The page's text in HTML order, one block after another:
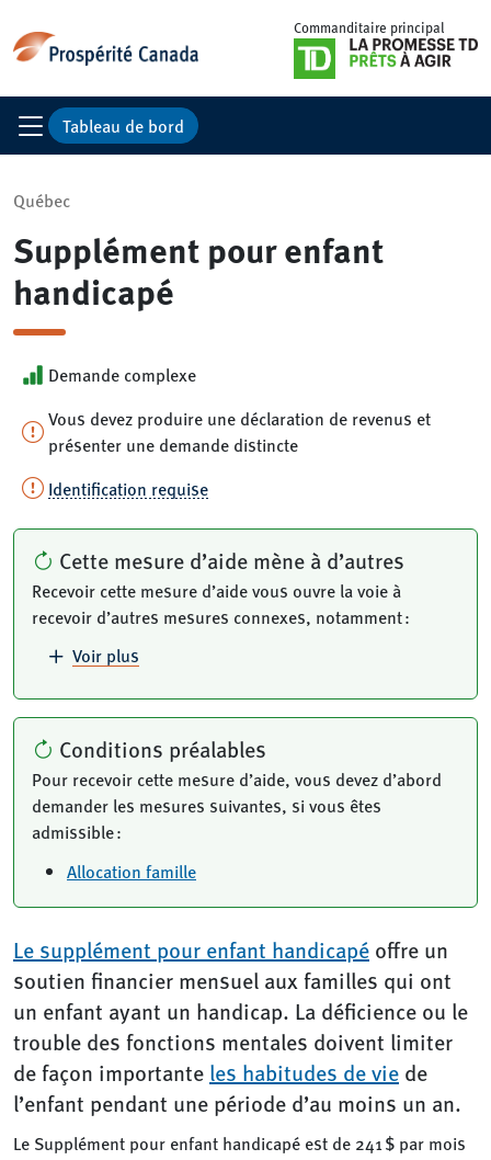
Commanditaire principal
Tableau de bord
Québec
Supplément pour enfant
handicapé
Demande complexe
Vous devez produire une déclaration de revenus et
présenter une demande distincte
Identification requise
Cette mesure d’aide mène à d’autres
Recevoir cette mesure d’aide vous ouvre la voie à
recevoir d’autres mesures connexes, notamment :
Voir plus
Conditions préalables
Pour recevoir cette mesure d’aide, vous devez d’abord
demander les mesures suivantes, si vous êtes
admissible :
Allocation famille
Le supplément pour enfant handicapé offre un
soutien financier mensuel aux familles qui ont
un enfant ayant un handicap. La déficience ou le
trouble des fonctions mentales doivent limiter
de façon importante les habitudes de vie de
l’enfant pendant une période d’au moins un an.
Le Supplément pour enfant handicapé est de 241 $ par mois